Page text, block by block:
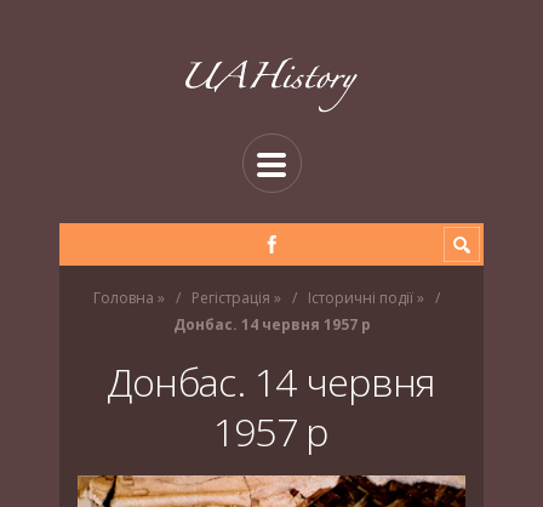
Головна » Регістрація » Історичні події»
Донбас. 14 червня 1957 р
Донбас. 14 червня
1957 р